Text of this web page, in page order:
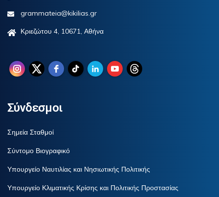
grammateia@kikilias.gr
Κριεζώτου 4, 10671, Αθήνα
Σύνδεσμοι
Σημεία Σταθμοί
Σύντομο Βιογραφικό
Υπουργείο Ναυτιλίας και Νησιωτικής Πολιτικής
Υπουργείο Κλιματικής Κρίσης και Πολιτικής Προστασίας